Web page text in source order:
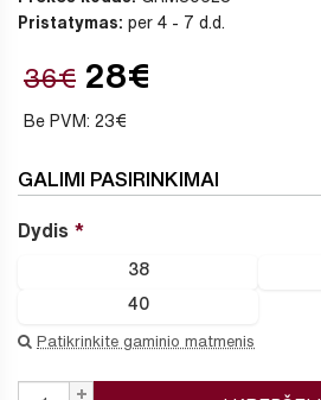
Pristatymas: per 4 - 7 d.d.
36€ 28€
Be PVM: 23€
GALIMI PASIRINKIMAI
Dydis
38
40
Patikrinkite gaminio matmenis